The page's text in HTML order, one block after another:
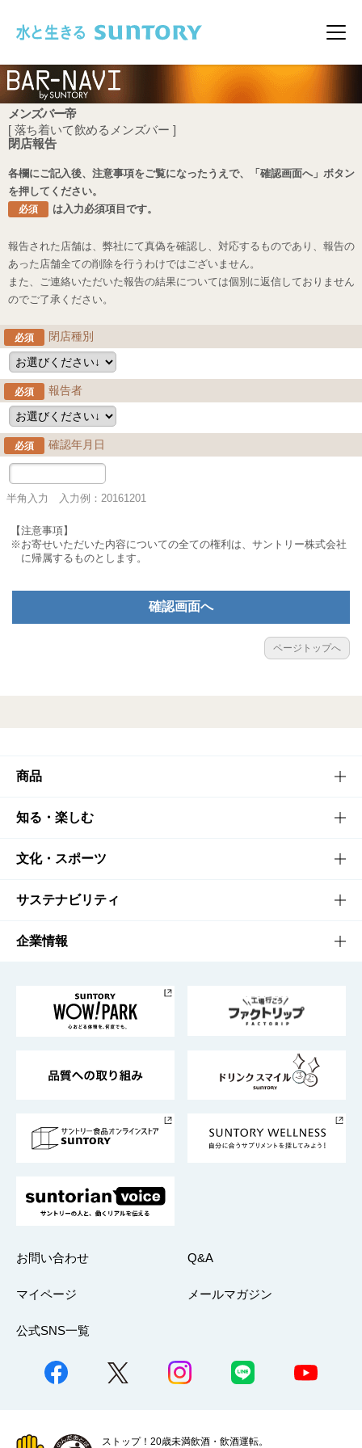
メ
メンズバー帝
[ 落ち着いて飲めるメンズバー ]
閉店報告
各欄にご記入後、注意事項をご覧になったうえで、「確認画面へ」ボタン
を押してください。
必須 は入力必須項目です。
報告された店舗は、弊社にて真偽を確認し、対応するものであり、報告の
あった店舗全ての削除を行うわけではございません。
また、ご連絡いただいた報告の結果については個別に返信しておりません
のでご了承ください。
必須 閉店種別
必須 報告者
必須 確認年月日
半角入力 入力例：20161201
【注意事項】
※お寄せいただいた内容についての全ての権利は、サントリー株式会社
に帰属するものとします。
確認画面へ
ページトップへ
商品
商品TOP
商品一覧
商品発売情報
栄養成分一覧
知る・楽しむ
知る・楽しむTOP
キャンペーン
工場見学
地域情報
文化・スポーツ
文化・スポーツTOP
サントリーホール
サントリーサンバーズ大阪
サステナビリティ
サステナビリティTOP
サントリーが考えるサステナビリティ経営
企業情報
企業概要
採用情報
お問い合わせ Q&A
マイページ メールマガジン
公式SNS一覧
ストップ！20歳未満飲酒・飲酒運転。